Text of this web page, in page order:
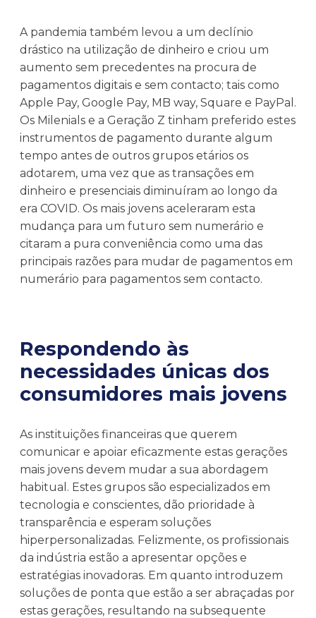
A pandemia também levou a um declínio
drástico na utilização de dinheiro e criou um
aumento sem precedentes na procura de
pagamentos digitais e sem contacto; tais como
Apple Pay, Google Pay, MB way, Square e PayPal.
Os Milenials e a Geração Z tinham preferido estes
instrumentos de pagamento durante algum
tempo antes de outros grupos etários os
adotarem, uma vez que as transações em
dinheiro e presenciais diminuíram ao longo da
era COVID. Os mais jovens aceleraram esta
mudança para um futuro sem numerário e
citaram a pura conveniência como uma das
principais razões para mudar de pagamentos em
numerário para pagamentos sem contacto.
Respondendo às
necessidades únicas dos
consumidores mais jovens
As instituições financeiras que querem
comunicar e apoiar eficazmente estas gerações
mais jovens devem mudar a sua abordagem
habitual. Estes grupos são especializados em
tecnologia e conscientes, dão prioridade à
transparência e esperam soluções
hiperpersonalizadas. Felizmente, os profissionais
da indústria estão a apresentar opções e
estratégias inovadoras. Em quanto introduzem
soluções de ponta que estão a ser abraçadas por
estas gerações, resultando na subsequente